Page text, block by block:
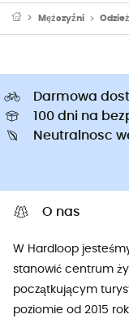
Mężczyźni
Darmowa
100 dni na
Neutralnosc
O nas
W Hardloop
stanowić centrum
początkującym
poziomie od 2015